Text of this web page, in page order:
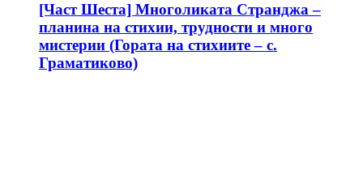
[Част Шеста] Многоликата Странджа –
планина на стихии, трудности и много
мистерии (Гората на стихиите – с.
Граматиково)